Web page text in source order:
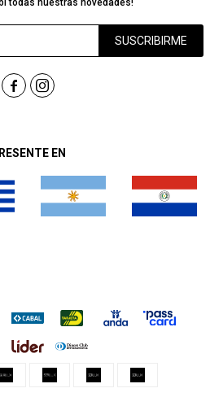
EN
todas nuestras novedades!
SUSCRIBIRME
 